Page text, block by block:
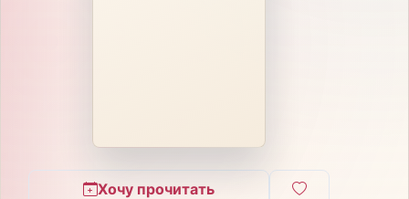
Хочу прочитать